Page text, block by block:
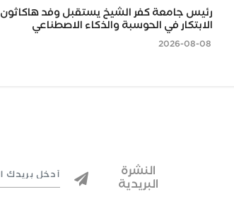
رئيس جامعة كفر الشيخ يستقبل وفد هاكاثون
الابتكار في الحوسبة والذكاء الاصطناعي
النشرة
البريدية